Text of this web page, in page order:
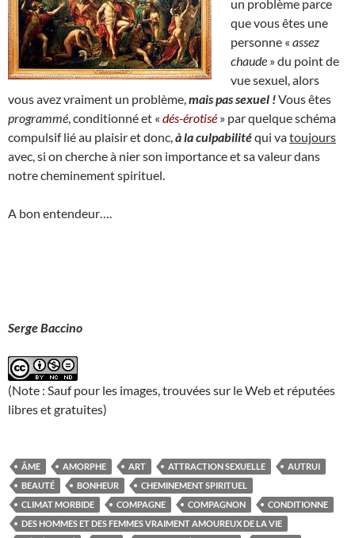
un problème parce
que vous êtes une
personne « assez
chaude » du point de
vue sexuel, alors
vous avez vraiment un problème, mais pas sexuel !Vous êtes
programmé , conditionné et « dés-érotisé » par quelque schéma
compulsif lié au plaisir et donc, à la culpabilitéqui vatoujours
avec, si on cherche à nier son importance et sa valeur dans
notre cheminement spirituel.
A bon entendeur….
Serge Baccino
(Note : Sauf pour les images, trouvées sur le Web et réputées
libres et gratuites)
ÂME AMORPHE ART ATTRACTION SEXUELLE
AUTRUI
BEAUTÉ
BONHEUR
CHEMINEMENT SPIRITUEL
CLIMAT MORBIDE
COMPAGNE COMPAGNON
CONDITIONNE
DES HOMMES ET DES FEMMES VRAIMENT AMOUREUX DE LA VIE